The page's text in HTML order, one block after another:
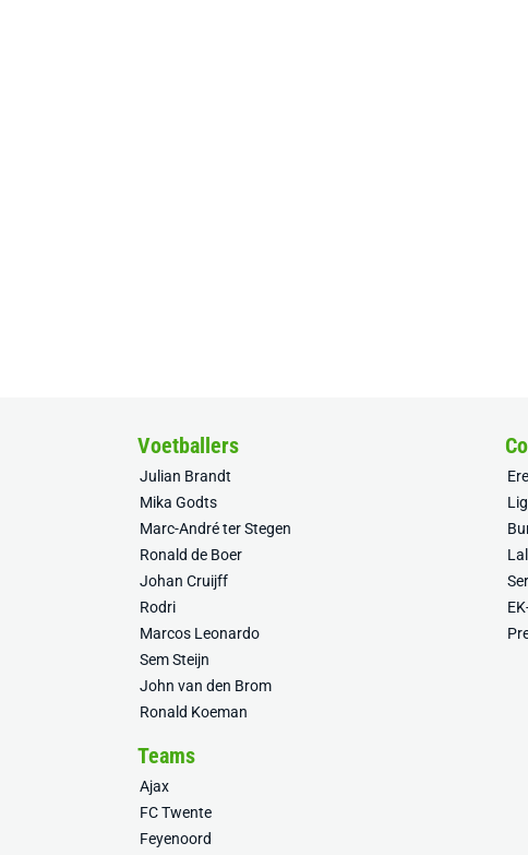
Voetballers
Julian Brandt
Mika Godts
Marc-André ter Stegen
Ronald de Boer
Johan Cruijff
Rodri
Marcos Leonardo
Sem Steijn
John van den Brom
Ronald Koeman
Teams
Ajax
FC Twente
Feyenoord